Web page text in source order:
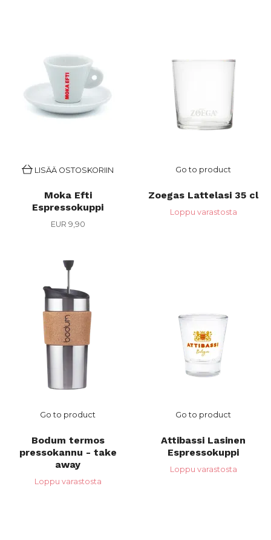
LISÄÄ OSTOSKORIIN
Moka Efti
Espressokuppi
EUR 9,90
Go to product
Zoegas Lattelasi 35 cl
Loppu varastosta
Go to product
Bodum termos
pressokannu - take
away
Loppu varastosta
Go to product
Attibassi Lasinen
Espressokuppi
Loppu varastosta